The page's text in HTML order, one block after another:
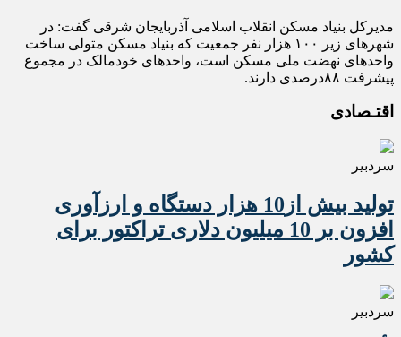
مدیرکل بنیاد مسکن انقلاب اسلامی آذربایجان شرقی گفت: در
شهرهای زیر ۱۰۰ هزار نفر جمعیت که بنیاد مسکن متولی ساخت
واحد‌های نهضت ملی مسکن است، واحد‌های خودمالک در مجموع
پیشرفت ۸۸درصدی دارند.
اقتـصادی
سردبیر
تولید بیش از10 هزار دستگاه و ارزآوری
افزون بر 10 میلیون دلاری تراکتور برای
کشور
سردبیر